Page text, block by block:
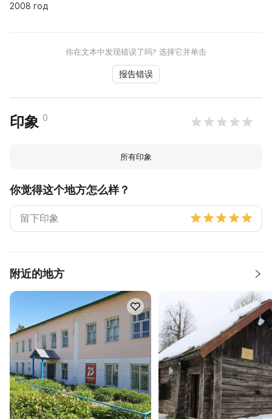
2008 год
你在文本中发现错误了吗? 选择它并单击
报告错误
印象 0
所有印象
你觉得这个地方怎么样？
附近的地方